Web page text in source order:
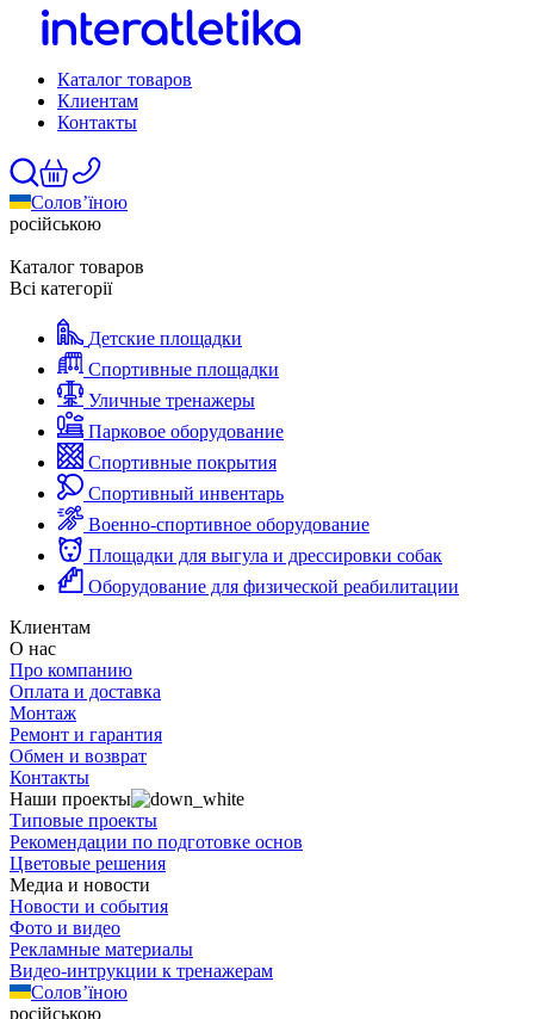
Каталог товаров
Клиентам
Контакты
Солов’їною
російською
Каталог товаров
Всі категорії
Детские площадки
Спортивные площадки
Уличные тренажеры
Парковое оборудование
Спортивные покрытия
Спортивный инвентарь
Военно-спортивное оборудование
Площадки для выгула и дрессировки собак
Оборудование для физической реабилитации
Клиентам
О нас
Про компанию
Оплата и доставка
Монтаж
Ремонт и гарантия
Обмен и возврат
Контакты
Наши проекты
Типовые проекты
Рекомендации по подготовке основ
Цветовые решения
Медиа и новости
Новости и события
Фото и видео
Рекламные материалы
Видео-интрукции к тренажерам
Солов’їною
російською